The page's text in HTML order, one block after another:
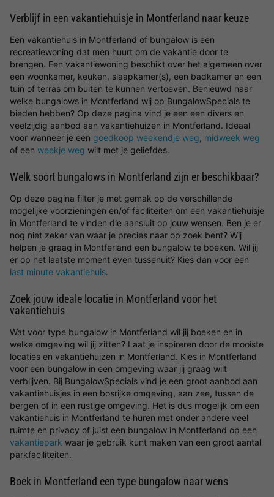
Verblijf in een vakantiehuisje in Montferland naar keuze
Een vakantiehuis in Montferland of bungalow is een
recreatiewoning dat men huurt om de vakantie door te
brengen. Een vakantiewoning beschikt over het algemeen over
een woonkamer, keuken, slaapkamer(s), een badkamer en een
tuin of terras om buiten te kunnen vertoeven. Benieuwd naar
welke bungalows in Montferland wij op BungalowSpecials te
bieden hebben? Op deze pagina vind je een een divers en
veelzijdig aanbod aan vakantiehuizen in Montferland. Ideaal
voor wanneer je een goedkoop weekendje weg, midweek weg
of een weekje weg wilt met je geliefdes.
Welk soort bungalows in Montferland zijn er beschikbaar?
Op deze pagina filter je met gemak op de verschillende
mogelijke voorzieningen en/of faciliteiten om een vakantiehuisje
in Montferland te vinden die aansluit op jouw wensen. Ben je er
nog niet zeker van waar je precies naar op zoek bent? Wij
helpen je graag in Montferland een bungalow te boeken. Wil jij
er op het laatste moment even tussenuit? Kies dan voor een
last minute vakantiehuis.
Zoek jouw ideale locatie in Montferland voor het
vakantiehuis
Wat voor type bungalow in Montferland wil jij boeken en in
welke omgeving wil jij zitten? Laat je inspireren door de mooiste
locaties en vakantiehuizen in Montferland. Kies in Montferland
voor een bungalow in een omgeving waar jij graag wilt
verblijven. Bij BungalowSpecials vind je een groot aanbod aan
vakantiehuisjes in een bosrijke omgeving, aan zee, tussen de
bergen of in een rustige omgeving. Het is dus mogelijk om een
vakantiehuis in Montferland te huren met onder andere veel
ruimte en privacy of juist een bungalow in Montferland op een
vakantiepark waar je gebruik kunt maken van een groot aantal
parkfaciliteiten.
Boek in Montferland een type bungalow naar wens